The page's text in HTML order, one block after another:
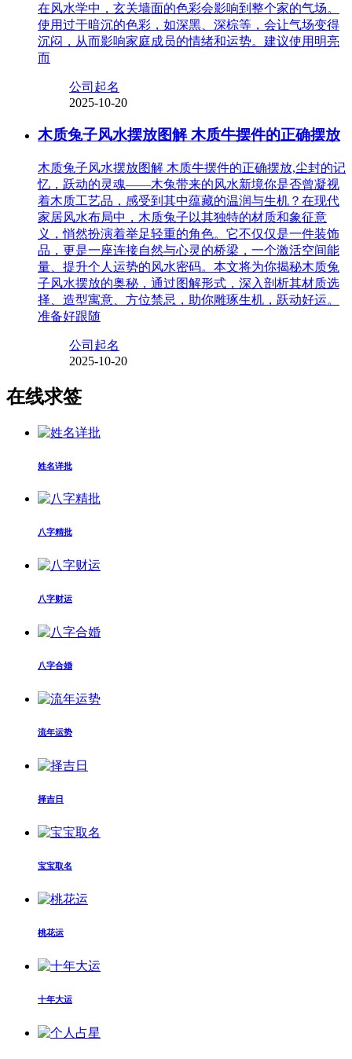
在风水学中，玄关墙面的色彩会影响到整个家的气场。
使用过于暗沉的色彩，如深黑、深棕等，会让气场变得
沉闷，从而影响家庭成员的情绪和运势。建议使用明亮
而
公司起名
2025-10-20
木质兔子风水摆放图解 木质牛摆件的正确摆放
木质兔子风水摆放图解 木质牛摆件的正确摆放,尘封的记
忆，跃动的灵魂——木兔带来的风水新境你是否曾凝视
着木质工艺品，感受到其中蕴藏的温润与生机？在现代
家居风水布局中，木质兔子以其独特的材质和象征意
义，悄然扮演着举足轻重的角色。它不仅仅是一件装饰
品，更是一座连接自然与心灵的桥梁，一个激活空间能
量、提升个人运势的风水密码。本文将为你揭秘木质兔
子风水摆放的奥秘，通过图解形式，深入剖析其材质选
择、造型寓意、方位禁忌，助你雕琢生机，跃动好运。
准备好跟随
公司起名
2025-10-20
在线求签
姓名详批
八字精批
八字财运
八字合婚
流年运势
择吉日
宝宝取名
桃花运
十年大运